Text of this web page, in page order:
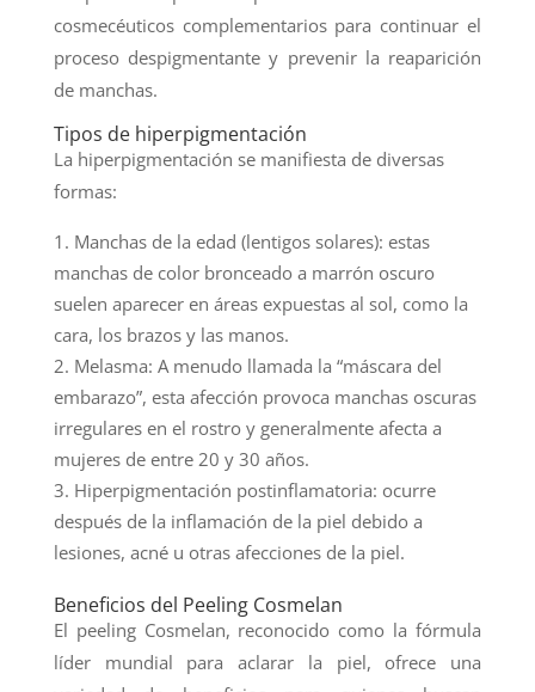
cosmecéuticos complementarios para continuar el
proceso despigmentante y prevenir la reaparición
de manchas.
Tipos de hiperpigmentación
La hiperpigmentación se manifiesta de diversas
formas:
Manchas de la edad (lentigos solares): estas
manchas de color bronceado a marrón oscuro
suelen aparecer en áreas expuestas al sol, como la
cara, los brazos y las manos.
Melasma: A menudo llamada la “máscara del
embarazo”, esta afección provoca manchas oscuras
irregulares en el rostro y generalmente afecta a
mujeres de entre 20 y 30 años.
Hiperpigmentación postinflamatoria: ocurre
después de la inflamación de la piel debido a
lesiones, acné u otras afecciones de la piel.
Beneficios del Peeling Cosmelan
El peeling Cosmelan, reconocido como la fórmula
líder mundial para aclarar la piel, ofrece una